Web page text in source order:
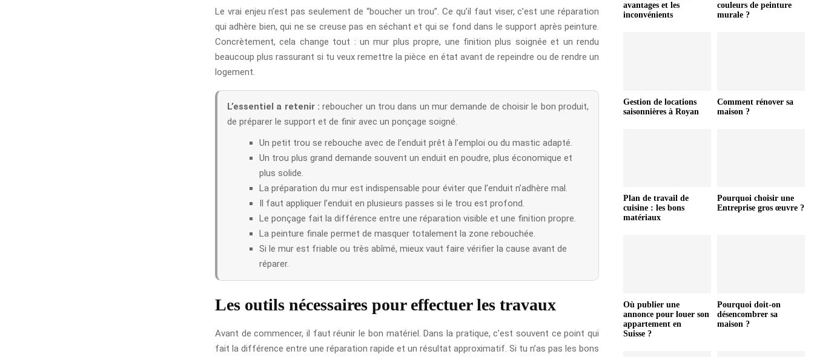
Le vrai enjeu n’est pas seulement de “boucher un trou”. Ce qu’il faut viser, c’est une réparation
qui adhère bien, qui ne se creuse pas en séchant et qui se fond dans le support après peinture.
Concrètement, cela change tout : un mur plus propre, une finition plus soignée et un rendu
beaucoup plus rassurant si tu veux remettre la pièce en état avant de repeindre ou de rendre un
logement.
L’essentiel a retenir : reboucher un trou dans un mur demande de choisir le bon produit,
de préparer le support et de finir avec un ponçage soigné.
Un petit trou se rebouche avec de l’enduit prêt à l’emploi ou du mastic adapté.
Un trou plus grand demande souvent un enduit en poudre, plus économique et
plus solide.
La préparation du mur est indispensable pour éviter que l’enduit n’adhère mal.
Il faut appliquer l’enduit en plusieurs passes si le trou est profond.
Le ponçage fait la différence entre une réparation visible et une finition propre.
La peinture finale permet de masquer totalement la zone rebouchée.
Si le mur est friable ou très abîmé, mieux vaut faire vérifier la cause avant de
réparer.
Les outils nécessaires pour effectuer les travaux
Avant de commencer, il faut réunir le bon matériel. Dans la pratique, c’est souvent ce point qui
fait la différence entre une réparation rapide et un résultat approximatif. Si tu n’as pas les bons
avantages et les
inconvénients
couleurs de peinture
murale ?
Gestion de locations
saisonnières à Royan
Comment rénover sa
maison ?
Plan de travail de
cuisine : les bons
matériaux
Pourquoi choisir une
Entreprise gros œuvre ?
Où publier une
annonce pour louer son
appartement en
Suisse ?
Pourquoi doit-on
désencombrer sa
maison ?